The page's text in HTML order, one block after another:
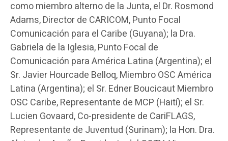
como miembro alterno de la Junta, el Dr. Rosmond
Adams, Director de CARICOM, Punto Focal
Comunicación para el Caribe (Guyana); la Dra.
Gabriela de la Iglesia, Punto Focal de
Comunicación para América Latina (Argentina); el
Sr. Javier Hourcade Belloq, Miembro OSC América
Latina (Argentina); el Sr. Edner Boucicaut Miembro
OSC Caribe, Representante de MCP (Haití); el Sr.
Lucien Govaard, Co-presidente de CariFLAGS,
Representante de Juventud (Surinam); la Hon. Dra.